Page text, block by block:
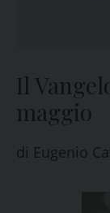
Il
maggio
di Eugenio